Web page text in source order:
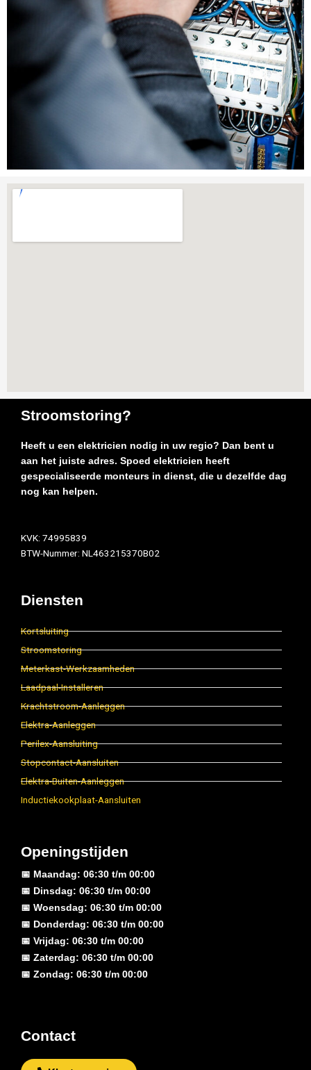
Stroomstoring?
Heeft u een elektricien nodig in uw regio? Dan bent u
aan het juiste adres. Spoed elektricien heeft
gespecialiseerde monteurs in dienst, die u dezelfde dag
nog kan helpen.
KVK: 74995839
BTW-Nummer: NL463215370B02
Diensten
Kortsluiting
Stroomstoring
Meterkast-Werkzaamheden
Laadpaal-Installeren
Krachtstroom-Aanleggen
Elektra-Aanleggen
Perilex-Aansluiting
Stopcontact-Aansluiten
Elektra-Buiten-Aanleggen
Inductiekookplaat-Aansluiten
Openingstijden
📅 Maandag: 06:30 t/m 00:00
📅 Dinsdag: 06:30 t/m 00:00
📅 Woensdag: 06:30 t/m 00:00
📅 Donderdag: 06:30 t/m 00:00
📅 Vrijdag: 06:30 t/m 00:00
📅 Zaterdag: 06:30 t/m 00:00
📅 Zondag: 06:30 t/m 00:00
Contact